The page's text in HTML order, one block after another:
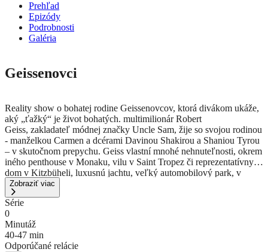
Prehľad
Epizódy
Podrobnosti
Galéria
Geissenovci
Reality show o bohatej rodine Geissenovcov, ktorá divákom ukáže,
aký „ťažký“ je život bohatých. multimilionár Robert
Geiss, zakladateľ módnej značky Uncle Sam, žije so svojou rodinou
- manželkou Carmen a dcérami Davinou Shakirou a Shaniou Tyrou
– v skutočnom prepychu. Geiss vlastní mnohé nehnuteľnosti, okrem
iného penthouse v Monaku, vilu v Saint Tropez či reprezentatívny
dom v Kitzbüheli, luxusnú jachtu, veľký automobilový park, v
ktorom nechýba Bentley, Hummer či Rolls Royce. Už len z tohto
výpočtu je zrejmé, že Robert Geiss si vyberá len luxusné veci. Vedie
však skutočne taký závideniahodný život v prepychu, o akom sa
obyčajným smrteľníkom môže iba snívať? Presvedčte sa o tom v
seriáli nemeckej RTL II a vyberte sa s Geissenovcami na cestu
do zaujímavých kútov našej planéty.
Zobraziť viac
Série
0
Minutáž
40-47 min
Odporúčané relácie